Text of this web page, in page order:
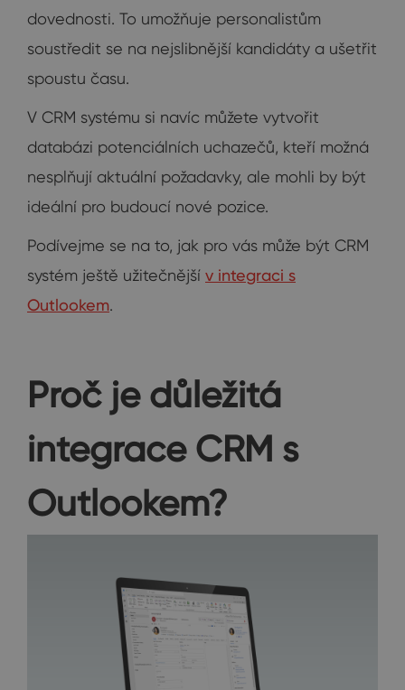
dovednosti. To umožňuje personalistům
soustředit se na nejslibnější kandidáty a ušetřit
spoustu času.
V CRM systému si navíc můžete vytvořit
databázi potenciálních uchazečů, kteří možná
nesplňují aktuální požadavky, ale mohli by být
ideální pro budoucí nové pozice.
Podívejme se na to, jak pro vás může být CRM
systém ještě užitečnější v integraci s
Outlookem.
Proč je důležitá
integrace CRM s
Outlookem?